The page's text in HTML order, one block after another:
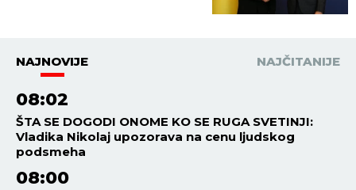
NAJNOVIJE NAJČITANIJE
08:02
ŠTA SE DOGODI ONOME KO SE RUGA SVETINJI:
Vladika Nikolaj upozorava na cenu ljudskog
podsmeha
08:00